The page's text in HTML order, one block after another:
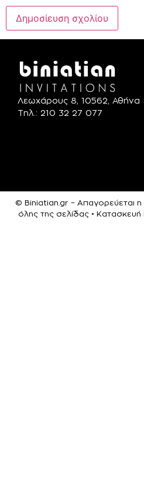
Λεωχάρους 8, 10562, Αθήνα
Τηλ.: 210 32 27 077
© Biniatian.gr – Απαγορεύεται
όλης της σελίδας • Κατασκευή